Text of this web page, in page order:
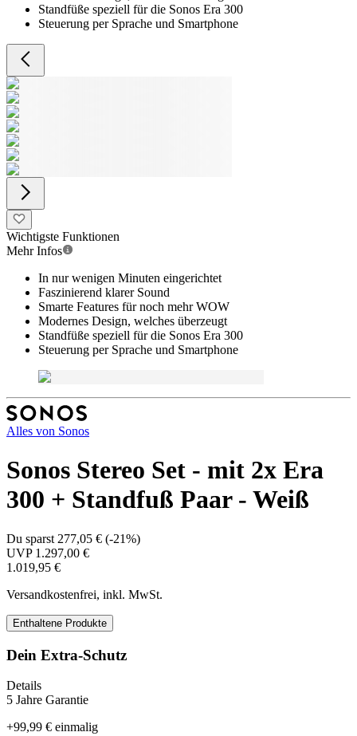
Standfüße speziell für die Sonos Era 300
Steuerung per Sprache und Smartphone
Wichtigste Funktionen
Mehr Infos
In nur wenigen Minuten eingerichtet
Faszinierend klarer Sound
Smarte Features für noch mehr WOW
Modernes Design, welches überzeugt
Standfüße speziell für die Sonos Era 300
Steuerung per Sprache und Smartphone
Alles von Sonos
Sonos Stereo Set - mit 2x Era
300 + Standfuß Paar - Weiß
Du sparst 277,05 € (-21%)
UVP 1.297,00 €
1.019,95 €
Versandkostenfrei, inkl. MwSt.
Enthaltene Produkte
Dein Extra-Schutz
Details
5 Jahre Garantie
+99,99 € einmalig